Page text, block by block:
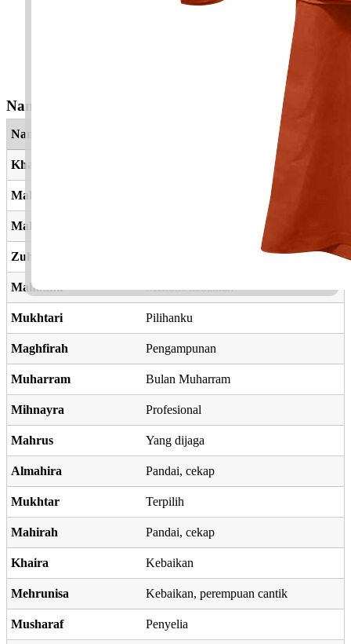
Nama Yang Berkaitan
Nama
Khairan
Mahsuri
Mahneera
Zuhaira
Mahadhir Menulis kebaikan
Mukhtari Pilihanku
Maghfirah Pengampunan
Muharram Bulan Muharram
Mihnayra Profesional
Mahrus Yang dijaga
Almahira Pandai, cekap
Mukhtar Terpilih
Mahirah Pandai, cekap
Khaira Kebaikan
Mehrunisa Kebaikan, perempuan cantik
Musharaf Penyelia